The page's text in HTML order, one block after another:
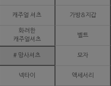
캐주얼 셔츠 가방&지갑
화려한
캐주얼셔츠
벨트
# 망사셔츠 모자
넥타이 액세서리